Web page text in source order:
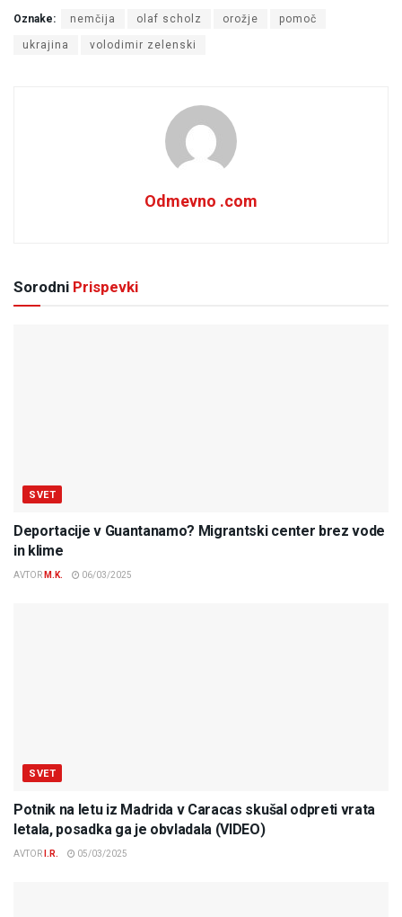
Oznake: nemčija olaf scholz orožje pomoč
ukrajina volodimir zelenski
Odmevno .com
Sorodni Prispevki
SVET
Deportacije v Guantanamo? Migrantski center brez vode
in klime
AVTOR M.K. 06/03/2025
SVET
Potnik na letu iz Madrida v Caracas skušal odpreti vrata
letala, posadka ga je obvladala (VIDEO)
AVTOR I.R. 05/03/2025